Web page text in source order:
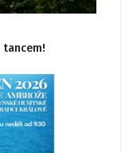
tancem!